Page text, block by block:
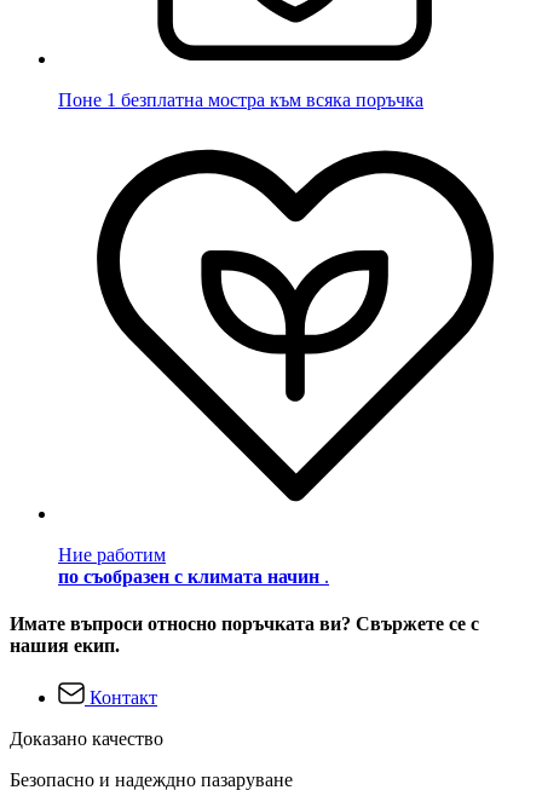
Поне 1 безплатна мостра към всяка поръчка
Ние работим
по съобразен с климата начин .
Имате въпроси относно поръчката ви? Свържете се с
нашия екип.
Контакт
Доказано качество
Безопасно и надеждно пазаруване